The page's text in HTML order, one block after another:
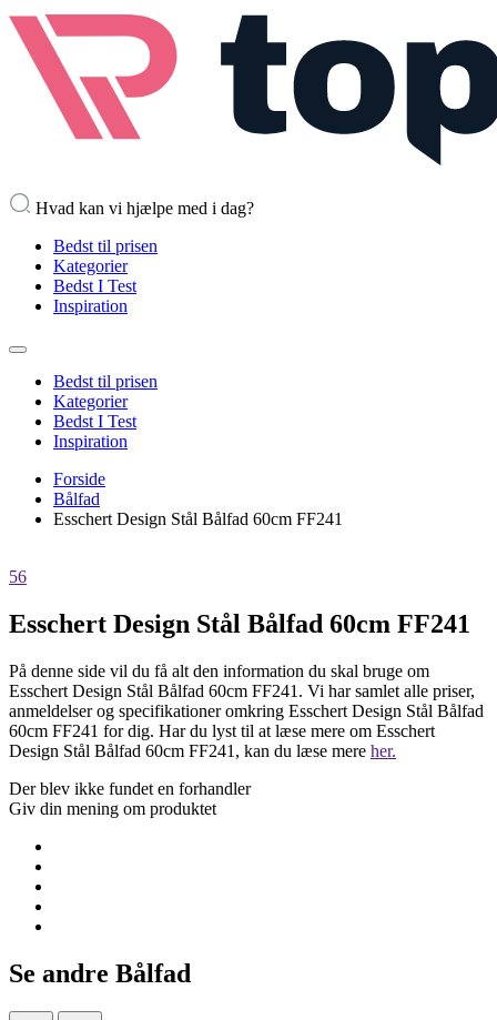
Hvad kan vi hjælpe med i dag?
Bedst til prisen
Kategorier
Bedst I Test
Inspiration
Bedst til prisen
Kategorier
Bedst I Test
Inspiration
Forside
Bålfad
Esschert Design Stål Bålfad 60cm FF241
56
Esschert Design Stål Bålfad 60cm FF241
På denne side vil du få alt den information du skal bruge om
Esschert Design Stål Bålfad 60cm FF241. Vi har samlet alle priser,
anmeldelser og specifikationer omkring Esschert Design Stål Bålfad
60cm FF241 for dig. Har du lyst til at læse mere om Esschert
Design Stål Bålfad 60cm FF241, kan du læse mere her.
Der blev ikke fundet en forhandler
Giv din mening om produktet
Se andre Bålfad